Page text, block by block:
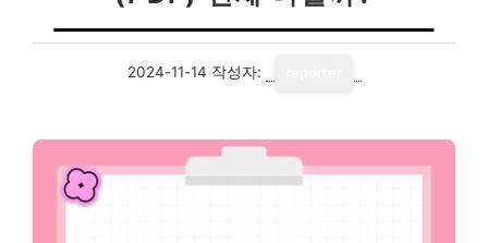
2024-11-14 작성자: